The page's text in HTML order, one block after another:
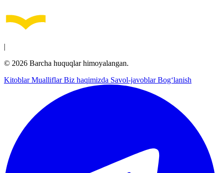
|
© 2026 Barcha huquqlar himoyalangan.
KitoblarMualliflarBiz haqimizda Savol-javoblarBog‘lanish